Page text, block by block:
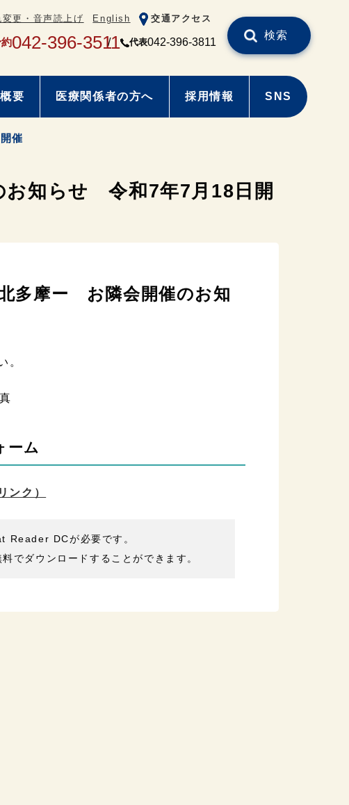
更・音声読上げ English 交通アクセス
042-396-3511 代表042-396-3811
検索
要 医療関係者の方へ 採用情報 SNS
催
お知らせ 令和7年7月18日開
多摩ー お隣会開催のお知
。
ーム
ンク）
Reader DCが必要です。
でダウンロードすることができます。